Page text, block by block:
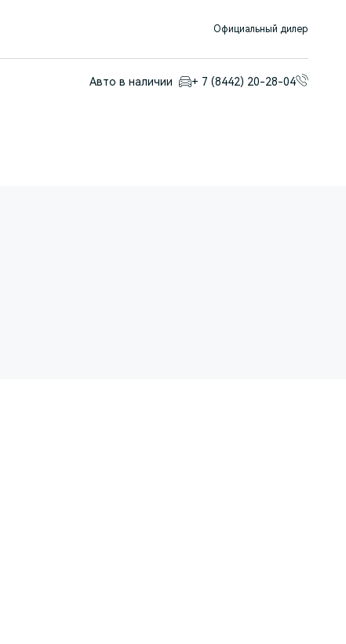
Официальный дилер
Авто в наличии + 7 (8442) 20-28-04